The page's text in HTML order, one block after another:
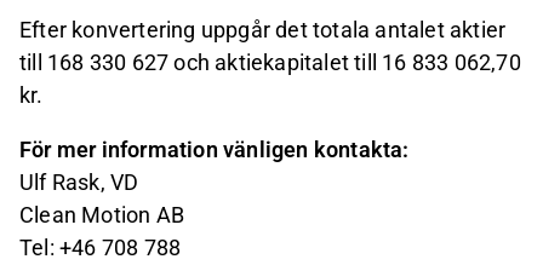
Efter konvertering uppgår det totala antalet aktier
till 168 330 627 och aktiekapitalet till 16 833 062,70
kr.
För mer information vänligen kontakta:
Ulf Rask, VD
Clean Motion AB
Tel: +46 708 788